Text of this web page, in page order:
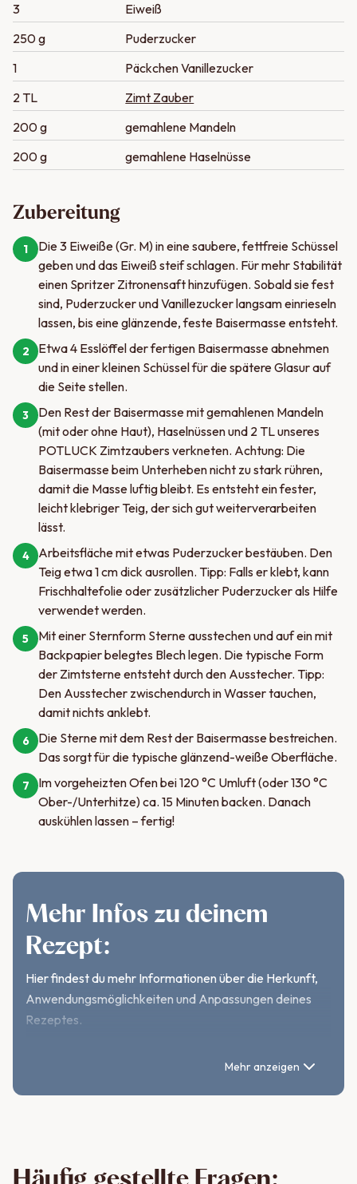
Zubereitung
1
Die 3 Eiweiße (Gr. M) in eine saubere, fettfreie Schüssel
geben und das Eiweiß steif schlagen. Für mehr Stabilität
einen Spritzer Zitronensaft hinzufügen. Sobald sie fest
sind, Puderzucker und Vanillezucker langsam einrieseln
lassen, bis eine glänzende, feste Baisermasse entsteht.
2
Etwa 4 Esslöffel der fertigen Baisermasse abnehmen
und in einer kleinen Schüssel für die spätere Glasur auf
die Seite stellen.
3
Den Rest der Baisermasse mit gemahlenen Mandeln
(mit oder ohne Haut), Haselnüssen und 2 TL unseres
POTLUCK Zimtzaubers verkneten. Achtung: Die
Baisermasse beim Unterheben nicht zu stark rühren,
damit die Masse luftig bleibt. Es entsteht ein fester,
leicht klebriger Teig, der sich gut weiterverarbeiten
lässt.
4
Arbeitsfläche mit etwas Puderzucker bestäuben. Den
Teig etwa 1 cm dick ausrollen. Tipp: Falls er klebt, kann
Frischhaltefolie oder zusätzlicher Puderzucker als Hilfe
verwendet werden.
5
Mit einer Sternform Sterne ausstechen und auf ein mit
Backpapier belegtes Blech legen. Die typische Form
der Zimtsterne entsteht durch den Ausstecher. Tipp:
Den Ausstecher zwischendurch in Wasser tauchen,
damit nichts anklebt.
6
Die Sterne mit dem Rest der Baisermasse bestreichen.
Das sorgt für die typische glänzend-weiße Oberfläche.
7
Im vorgeheizten Ofen bei 120 °C Umluft (oder 130 °C
Ober-/Unterhitze) ca. 15 Minuten backen. Danach
auskühlen lassen – fertig!
3
Eiweiß
250 g
Puderzucker
1
Päckchen Vanillezucker
2 TL
Zimt Zauber
200 g
gemahlene Mandeln
200 g
gemahlene Haselnüsse
Mehr Infos zu deinem
Rezept:
Hier findest du mehr Informationen über die Herkunft,
Anwendungsmöglichkeiten und Anpassungen deines
Rezeptes.
Zimtsterne: Der Klassiker
unter den
Diese zimtigen Sterne sind aus der Weihnachtszeit
Mehr anzeigen